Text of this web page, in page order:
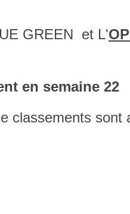
GREEN et L'
en semaine 22
classements